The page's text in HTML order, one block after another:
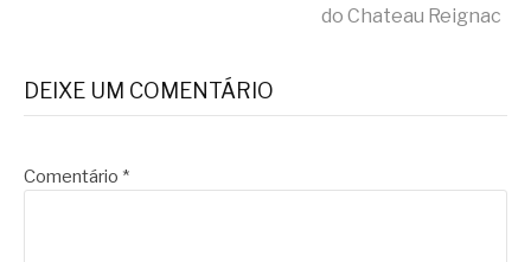
do Chateau Reignac
DEIXE UM COMENTÁRIO
Comentário *